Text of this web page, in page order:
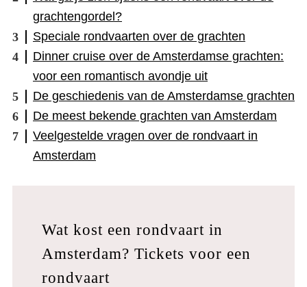
grachtengordel?
Speciale rondvaarten over de grachten
Dinner cruise over de Amsterdamse grachten:
voor een romantisch avondje uit
De geschiedenis van de Amsterdamse grachten
De meest bekende grachten van Amsterdam
Veelgestelde vragen over de rondvaart in
Amsterdam
Wat kost een rondvaart in
Amsterdam? Tickets voor een
rondvaart